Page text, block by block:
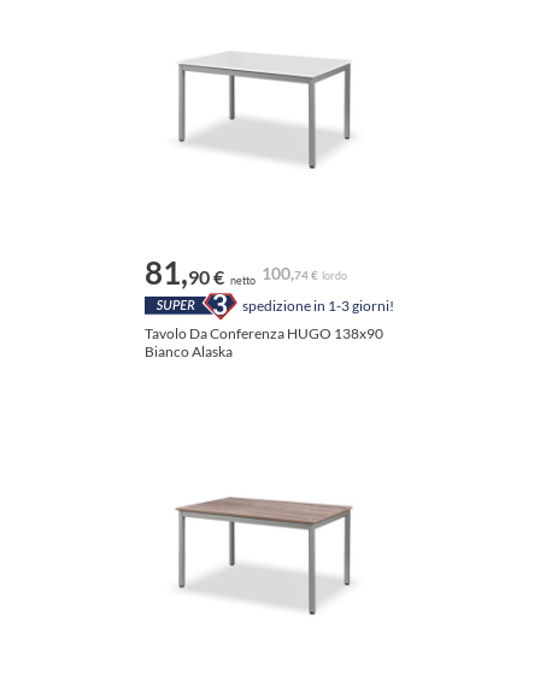
81,90 € netto 100,74 € lordo
spedizione in 1-3 giorni!
Tavolo Da Conferenza HUGO 138x90
Bianco Alaska